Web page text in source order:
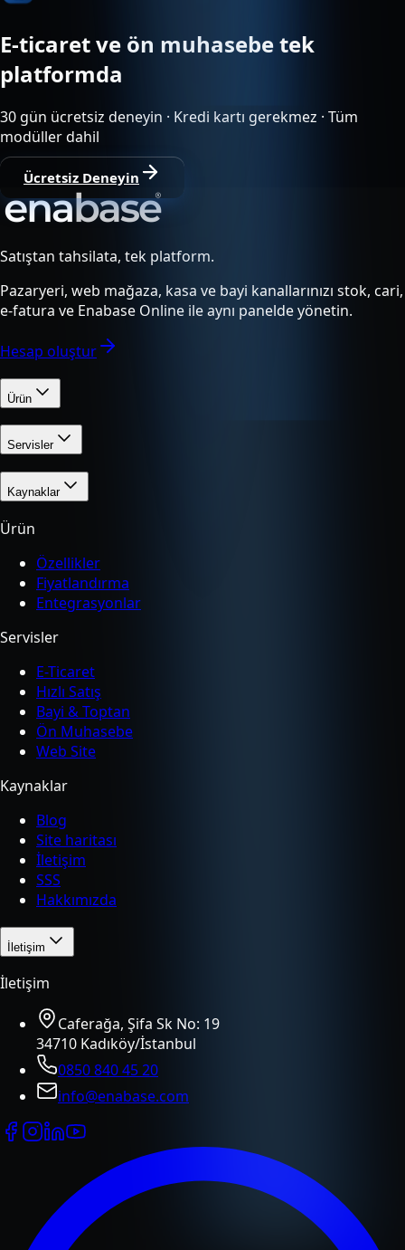
E-ticaret ve ön muhasebe tek
platformda
30 gün ücretsiz deneyin · Kredi kartı gerekmez · Tüm
modüller dahil
Ücretsiz Deneyin
Satıştan tahsilata, tek platform.
Pazaryeri, web mağaza, kasa ve bayi kanallarınızı stok, cari,
e-fatura ve Enabase Online ile aynı panelde yönetin.
Hesap oluştur
Ürün
Servisler
Kaynaklar
Ürün
Özellikler
Fiyatlandırma
Entegrasyonlar
Servisler
E-Ticaret
Hızlı Satış
Bayi & Toptan
Ön Muhasebe
Web Site
Kaynaklar
Blog
Site haritası
İletişim
SSS
Hakkımızda
İletişim
İletişim
Caferağa, Şifa Sk No: 19
34710 Kadıköy/İstanbul
0850 840 45 20
info@enabase.com